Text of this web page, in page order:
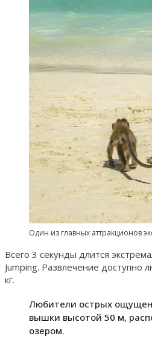
Один из главных аттракционов
Всего 3 секунды длится
Jumping. Развлечение доступно
кг.
Любители острых
вышки высотой 50 м,
озером.